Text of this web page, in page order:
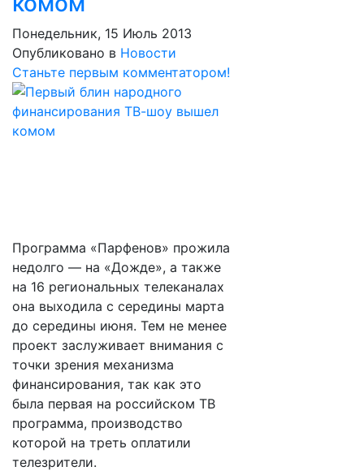
Понедельник, 15 Июль 2013
Опубликовано в Новости
Станьте первым комментатором!
Программа «Парфенов» прожила
недолго — на «Дожде», а также
на 16 региональных телеканалах
она выходила с середины марта
до середины июня. Тем не менее
проект заслуживает внимания с
точки зрения механизма
финансирования, так как это
была первая на российском ТВ
программа, производство
которой на треть оплатили
телезрители.